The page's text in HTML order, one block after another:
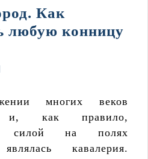
Как
любую конницу
любую
конницу
и, как правило,
силой на полях
кавалерия.